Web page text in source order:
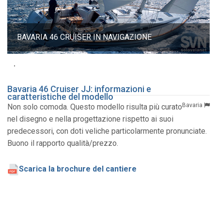
BAVARIA 46 CRUISER IN NAVIGAZIONE
Bavaria 46 Cruiser JJ: informazioni e
caratteristiche del modello
Bavaria
Non solo comoda. Questo modello risulta più curato
nel disegno e nella progettazione rispetto ai suoi
predecessori, con doti veliche particolarmente pronunciate.
Buono il rapporto qualità/prezzo.
Scarica la brochure del cantiere